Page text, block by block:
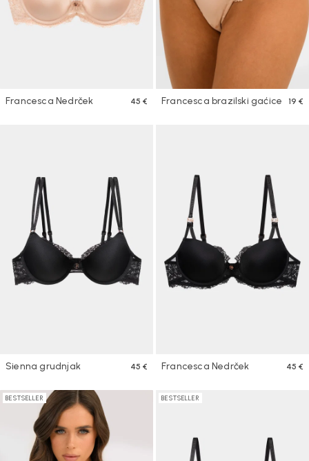
Francesca Nedrček 45 € Francesca brazilski gaćice 19 €
Sienna grudnjak 45 € Francesca Nedrček 45 €
BESTSELLER BESTSELLER